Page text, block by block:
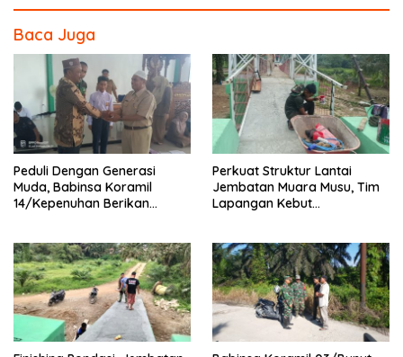
Baca Juga
Peduli Dengan Generasi
Muda, Babinsa Koramil
14/Kepenuhan Berikan
Perkuat Struktur Lantai
Jembatan Muara Musu, Tim
Lapangan Kebut